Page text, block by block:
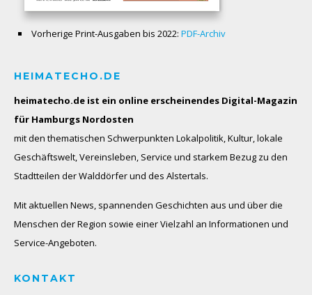
Vorherige Print-Ausgaben bis 2022: PDF-Archiv
HEIMATECHO.DE
heimatecho.de ist ein online erscheinendes Digital-Magazin
für Hamburgs Nordosten
mit den thematischen Schwerpunkten Lokalpolitik, Kultur, lokale
Geschäftswelt, Vereinsleben, Service und starkem Bezug zu den
Stadtteilen der Walddörfer und des Alstertals.
Mit aktuellen News, spannenden Geschichten aus und über die
Menschen der Region sowie einer Vielzahl an Informationen und
Service-Angeboten.
KONTAKT